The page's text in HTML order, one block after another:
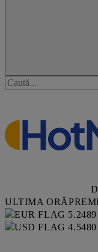
ULTIMA ORĂ
5.2489
4.5480